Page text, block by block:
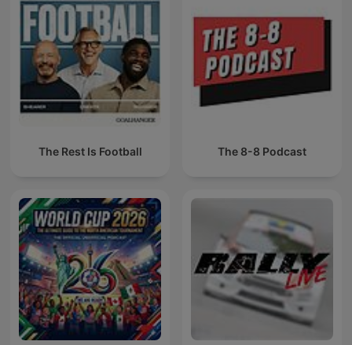
The Rest Is Football The 8-8 Podcast